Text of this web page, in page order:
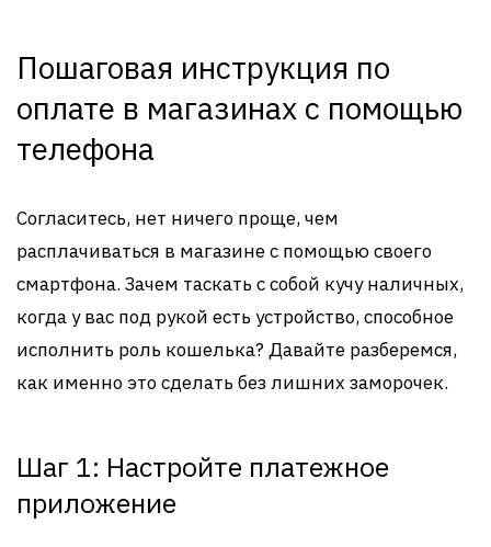
Пошаговая инструкция по
оплате в магазинах с помощью
телефона
Согласитесь, нет ничего проще, чем
расплачиваться в магазине с помощью своего
смартфона. Зачем таскать с собой кучу наличных,
когда у вас под рукой есть устройство, способное
исполнить роль кошелька? Давайте разберемся,
как именно это сделать без лишних заморочек.
Шаг 1: Настройте платежное
приложение